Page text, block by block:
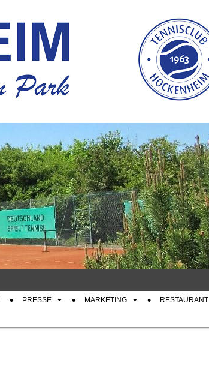
PRESSE MARKETING RESTAURANT